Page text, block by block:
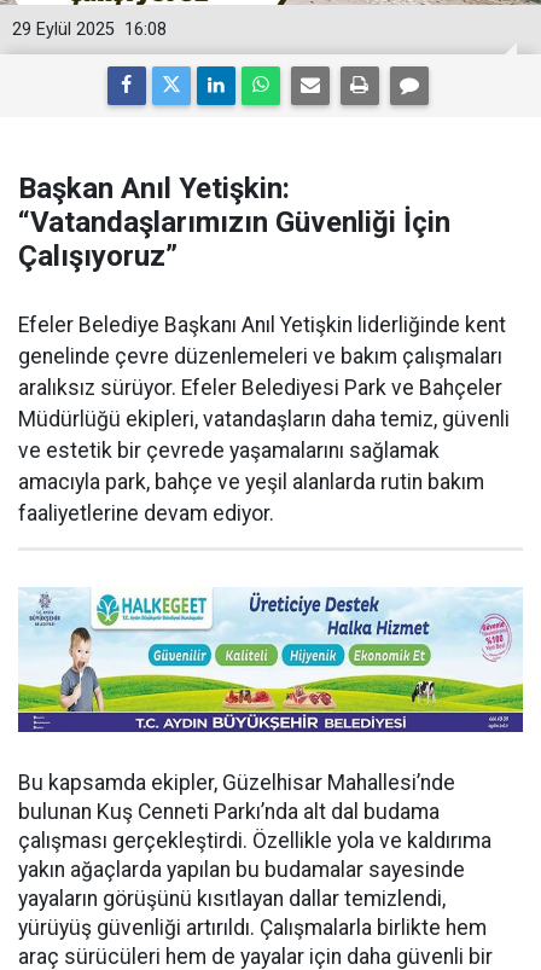
16:08
29 Eylül 2025
Başkan Anıl Yetişkin:
“Vatandaşlarımızın Güvenliği İçin
Çalışıyoruz”
Efeler Belediye Başkanı Anıl Yetişkin liderliğinde kent
genelinde çevre düzenlemeleri ve bakım çalışmaları
aralıksız sürüyor. Efeler Belediyesi Park ve Bahçeler
Müdürlüğü ekipleri, vatandaşların daha temiz, güvenli
ve estetik bir çevrede yaşamalarını sağlamak
amacıyla park, bahçe ve yeşil alanlarda rutin bakım
faaliyetlerine devam ediyor.
Bu kapsamda ekipler, Güzelhisar Mahallesi’nde
bulunan Kuş Cenneti Parkı’nda alt dal budama
çalışması gerçekleştirdi. Özellikle yola ve kaldırıma
yakın ağaçlarda yapılan bu budamalar sayesinde
yayaların görüşünü kısıtlayan dallar temizlendi,
yürüyüş güvenliği artırıldı. Çalışmalarla birlikte hem
araç sürücüleri hem de yayalar için daha güvenli bir